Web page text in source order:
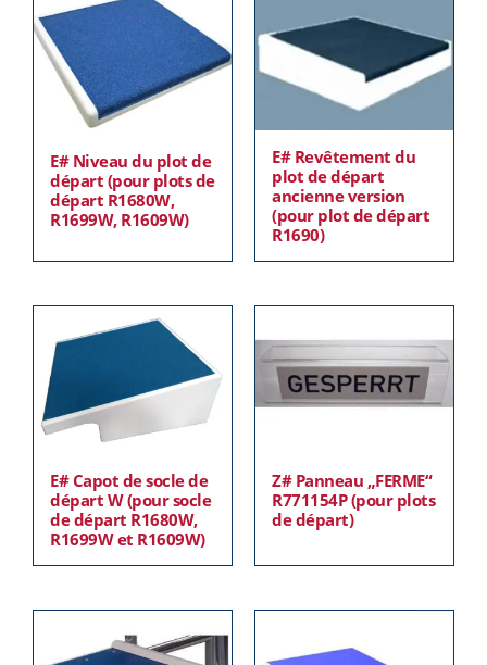
E# Niveau du plot de
départ (pour plots de
départ R1680W,
R1699W, R1609W)
E# Revêtement du
plot de départ
ancienne version
(pour plot de départ
R1690)
E# Capot de socle de
départ W (pour socle
de départ R1680W,
R1699W et R1609W)
Z# Panneau „FERME“
R771154P (pour plots
de départ)